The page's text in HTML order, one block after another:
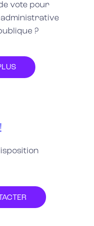
vote pour
administrative
?